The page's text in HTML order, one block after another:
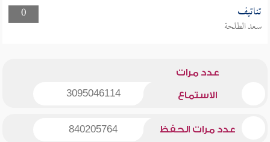
0
تناتيف
سعد الطلحة
عدد مرات
الاستماع 3095046114
عدد مرات الحفظ 840205764